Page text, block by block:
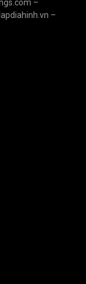
–
–